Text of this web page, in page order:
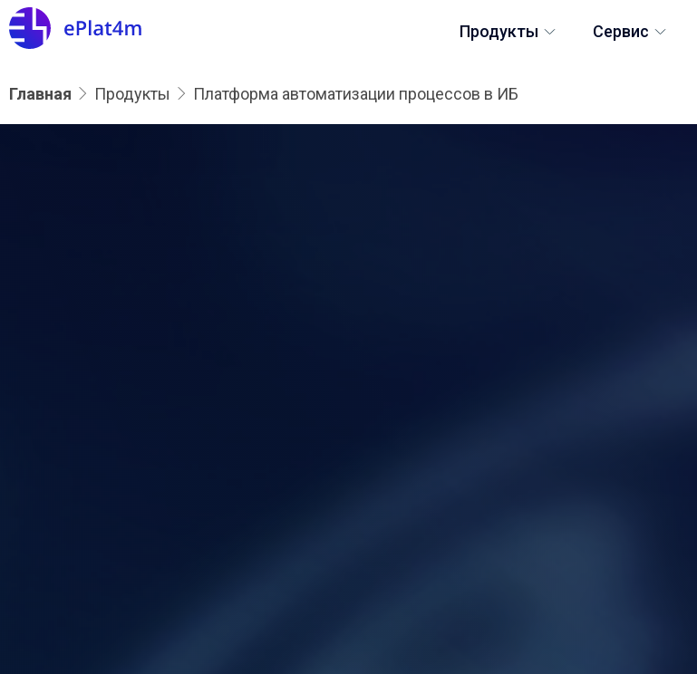
Продукты Сервис
Главная Продукты Платформа автоматизации процессов в ИБ